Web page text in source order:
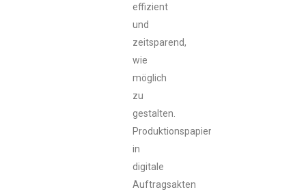
effizient
und
zeitsparend,
wie
möglich
zu
gestalten.
Produktionspapiere
in
digitale
Auftragsakten